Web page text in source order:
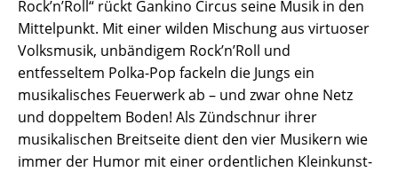
Rock’n’Roll“ rückt Gankino Circus seine Musik in den
Mittelpunkt. Mit einer wilden Mischung aus virtuoser
Volksmusik, unbändigem Rock’n’Roll und
entfesseltem Polka-Pop fackeln die Jungs ein
musikalisches Feuerwerk ab – und zwar ohne Netz
und doppeltem Boden! Als Zündschnur ihrer
musikalischen Breitseite dient den vier Musikern wie
immer der Humor mit einer ordentlichen Kleinkunst-